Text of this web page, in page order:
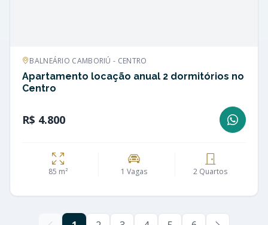
BALNEÁRIO CAMBORIÚ - CENTRO
Apartamento locação anual 2 dormitórios no
Centro
R$ 4.800
85 m² 1 Vagas 2 Quartos